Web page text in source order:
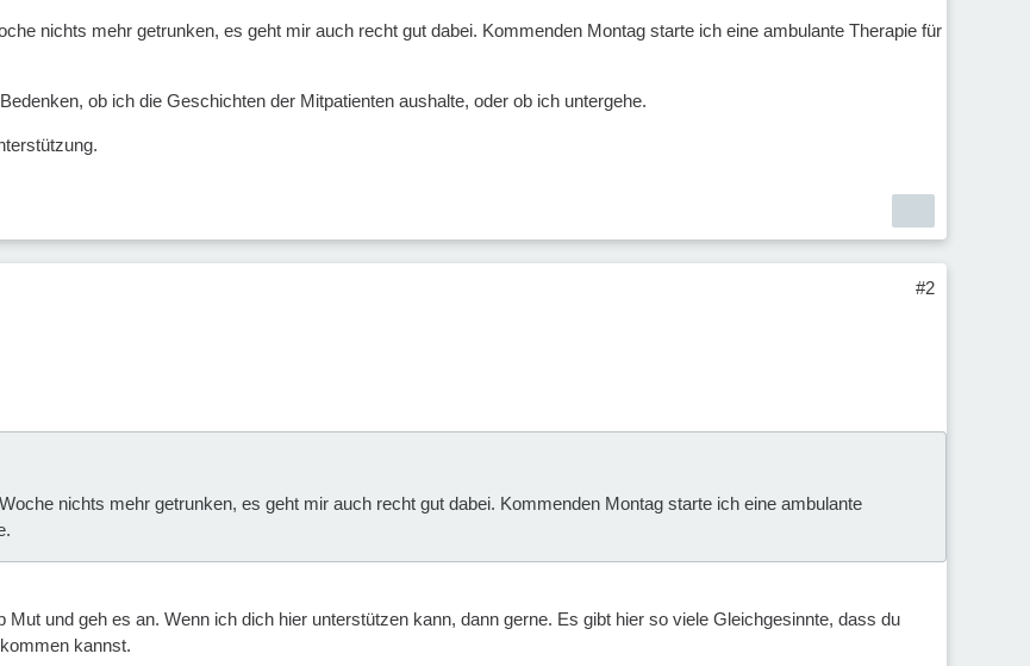
nichts mehr getrunken, es geht mir auch recht gut dabei. Kommenden Montag starte ich eine ambulante Therapie für
ob ich die Geschichten der Mitpatienten aushalte, oder ob ich untergehe.
#2
nichts mehr getrunken, es geht mir auch recht gut dabei. Kommenden Montag starte ich eine ambulante
Mut und geh es an. Wenn ich dich hier unterstützen kann, dann gerne. Es gibt hier so viele Gleichgesinnte, dass du
kannst.